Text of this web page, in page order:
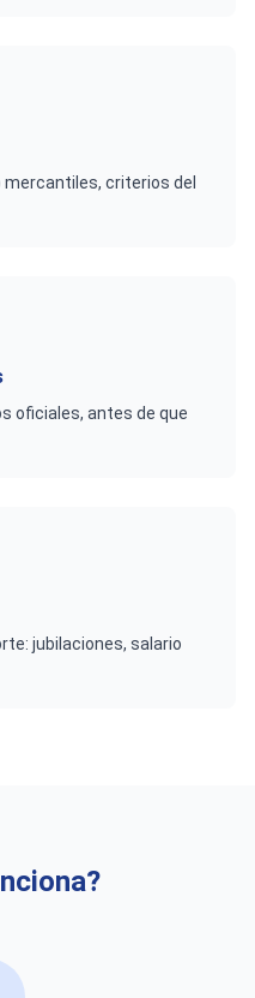
criterios del
oficiales, antes de que
jubilaciones, salario